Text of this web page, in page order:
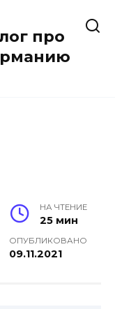
про
НА ЧТЕНИЕ
25 мин
ОПУБЛИКОВАНО
09.11.2021